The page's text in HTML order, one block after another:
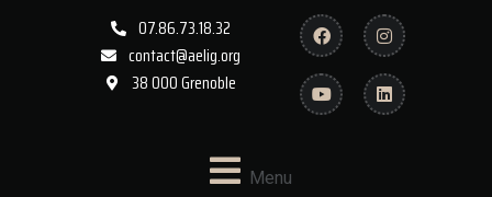
07.86.73.18.32
contact@aelig.org
38 000 Grenoble
Menu